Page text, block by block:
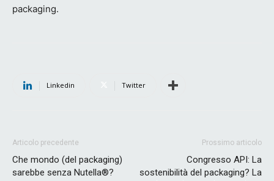
packaging.
Linkedin Twitter
Articolo precedente
Che mondo (del packaging)
sarebbe senza Nutella®?
Prossimo articolo
Congresso API: La
sostenibilità del packaging? La